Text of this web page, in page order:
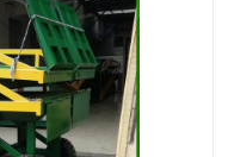
动搬运车
降货梯
桶夹具